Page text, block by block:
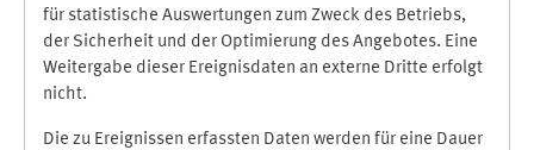
für statistische Auswertungen zum Zweck des Betriebs,
der Sicherheit und der Optimierung des Angebotes. Eine
Weitergabe dieser Ereignisdaten an externe Dritte erfolgt
nicht.
Die zu Ereignissen erfassten Daten werden für eine Dauer